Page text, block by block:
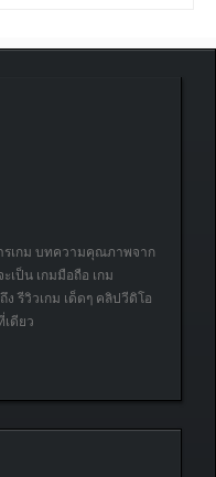
รเกม บทความคุณภาพจาก
ป็น เกมมือถือ เกม
ง รีวิวเกม เด็ดๆ คลิปวีดิโอ
ดียว